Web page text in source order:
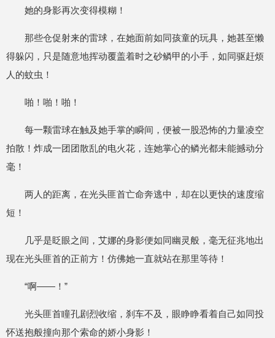
她的身影再次变得模糊！
那些仓促射来的雷球，在她面前如同孩童的玩具，她甚至懒
得躲闪，只是随意地挥动覆盖着时之砂鳞甲的小手，如同驱赶烦
人的蚊虫！
啪！啪！啪！
每一颗雷球在触及她手掌的瞬间，便被一股恐怖的力量凌空
拍散！炸成一团团散乱的电火花，连她掌心的鳞光都未能撼动分
毫！
两人的距离，在光头匪首亡命奔逃中，却在以更快的速度缩
短！
几乎是眨眼之间，艾娜的身影便如同幽灵般，毫无征兆地出
现在光头匪首的正前方！仿佛她一直就站在那里等待！
“啊——！”
光头匪首瞳孔剧烈收缩，刹车不及，眼睁睁看着自己如同投
怀送抱般撞向那个索命的娇小身影！